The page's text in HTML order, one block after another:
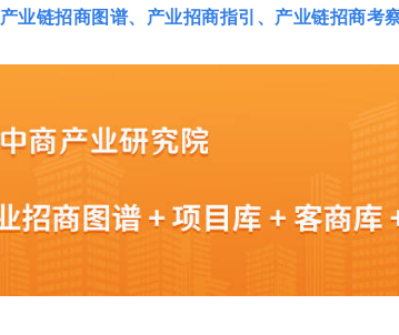
产业链招商图谱、 产业招商指引 、 产业链招商考